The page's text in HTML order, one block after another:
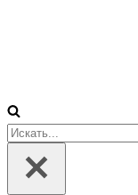
Искать...